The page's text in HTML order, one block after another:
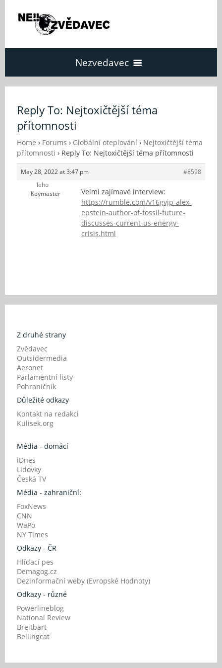
Nezvedavec
O Nezvědavci
Kontakt
Reply To: Nejtoxičtější téma
přítomnosti
Home › Forums › Globální oteplování › Nejtoxičtější téma
přítomnosti › Reply To: Nejtoxičtější téma přítomnosti
May 28, 2022 at 3:47 pm
#8598
leho
Keymaster
Velmi zajímavé interview:
https://rumble.com/v16gvjp-alex-
epstein-author-of-fossil-future-
discusses-current-us-energy-
crisis.html
Z druhé strany
Zvědavec
Outsidermedia
Aeronet
Parlamentní listy
Pohraničník
Důležité odkazy
Kontakt na redakci
Kulisek.org
Média - domácí
iDnes
Lidovky
Česká TV
Média - zahraniční:
FoxNews
CNN
WaPo
NY Times
Odkazy - ČR
Hlídací pes
Demagog.cz
Dezinformační weby (Evropské Hodnoty)
Odkazy - různé
Powerlineblog
National Review
Breitbart
Bellingcat